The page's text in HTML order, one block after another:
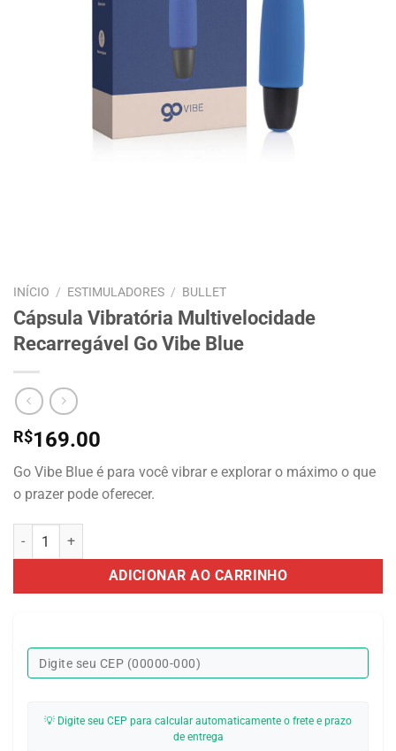
INÍCIO / ESTIMULADORES / BULLET
Cápsula Vibratória Multivelocidade
Recarregável Go Vibe Blue
R$169.00
Go Vibe Blue é para você vibrar e explorar o máximo o que
o prazer pode oferecer.
Cápsula Vibratória Multivelocidade Recarregável Go Vibe Blue
ADICIONAR AO CARRINHO
💡 Digite seu CEP para calcular automaticamente o frete e prazo
de entrega